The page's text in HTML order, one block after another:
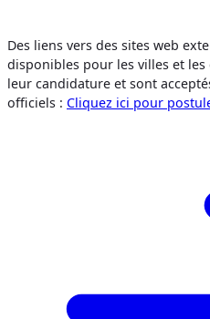
Des liens vers des sites web
disponibles pour les villes et
leur candidature et sont
officiels : Cliquez ici pour